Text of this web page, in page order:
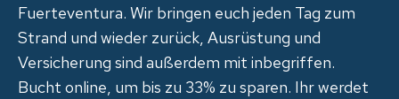
Fuerteventura. Wir bringen euch jeden Tag zum
Strand und wieder zurück, Ausrüstung und
Versicherung sind außerdem mit inbegriffen.
Bucht online, um bis zu 33% zu sparen. Ihr werdet